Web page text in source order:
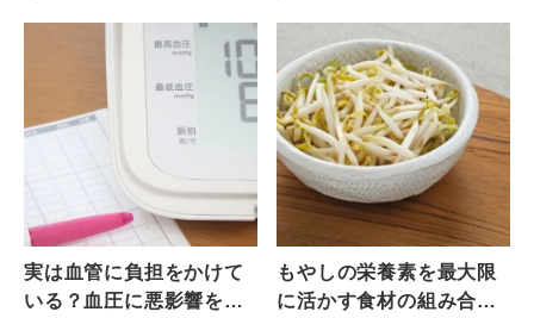
実は血管に負担をかけて
いる？血圧に悪影響を及
もやしの栄養素を最大限
に活かす食材の組み合わ